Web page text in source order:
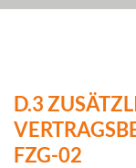
D.3
FZG-02